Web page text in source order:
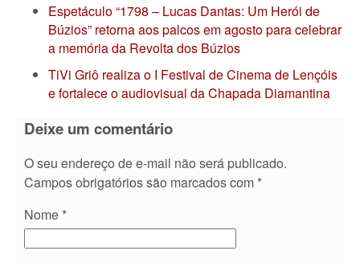
Espetáculo “1798 – Lucas Dantas: Um Herói de
Búzios” retorna aos palcos em agosto para celebrar
a memória da Revolta dos Búzios
TiVi Griô realiza o I Festival de Cinema de Lençóis
e fortalece o audiovisual da Chapada Diamantina
Deixe um comentário
O seu endereço de e-mail não será publicado.
Campos obrigatórios são marcados com *
Nome *